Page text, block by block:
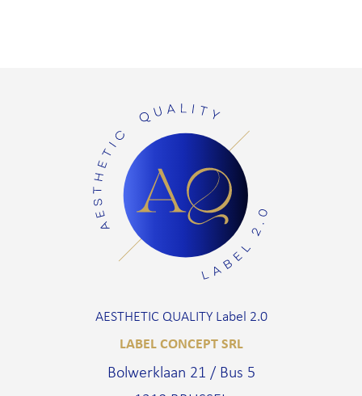
AESTHETIC QUALITY Label 2.0
LABEL CONCEPT SRL
Bolwerklaan 21 / Bus 5